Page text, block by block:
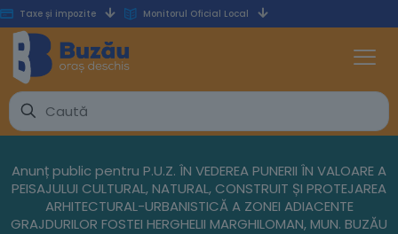
Taxe și impozite Monitorul Oficial Local
Anunț public pentru P.U.Z. ÎN VEDEREA PUNERII ÎN VALOARE A
PEISAJULUI CULTURAL, NATURAL, CONSTRUIT ȘI PROTEJAREA
ARHITECTURAL-URBANISTICĂ A ZONEI ADIACENTE
GRAJDURILOR FOSTEI HERGHELII MARGHILOMAN, MUN. BUZĂU